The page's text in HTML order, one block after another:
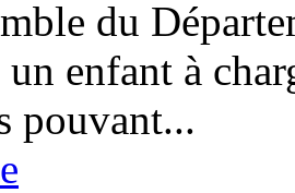
du
enfant à
pouvant...